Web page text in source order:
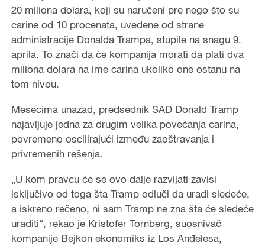
20 miliona dolara, koji su naručeni pre nego što su
carine od 10 procenata, uvedene od strane
administracije Donalda Trampa, stupile na snagu 9.
aprila. To znači da će kompanija morati da plati dva
miliona dolara na ime carina ukoliko one ostanu na
tom nivou.
Mesecima unazad, predsednik SAD Donald Tramp
najavljuje jedna za drugim velika povećanja carina,
povremeno oscilirajući između zaoštravanja i
privremenih rešenja.
„U kom pravcu će se ovo dalje razvijati zavisi
isključivo od toga šta Tramp odluči da uradi sledeće,
a iskreno rečeno, ni sam Tramp ne zna šta će sledeće
uraditi“, rekao je Kristofer Tornberg, suosnivač
kompanije Bejkon ekonomiks iz Los Anđelesa,